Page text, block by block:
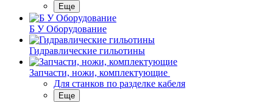
Еще
Б У Оборудование
Гидравлические гильотины
Запчасти, ножи, комплектующие
Для станков по разделке кабеля
Еще